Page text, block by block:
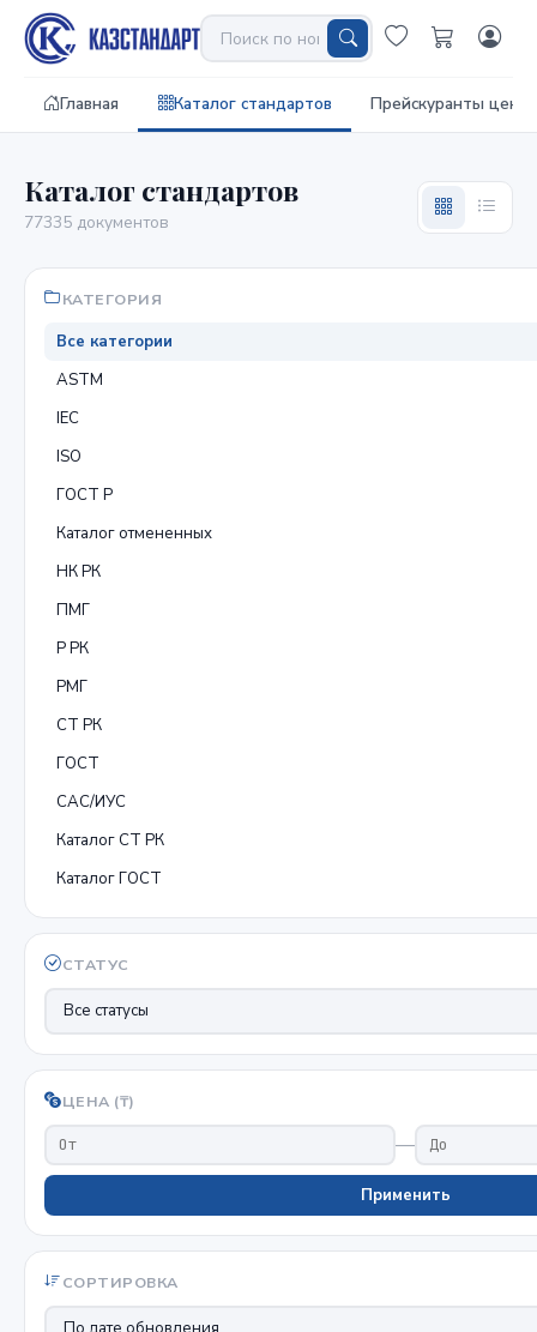
Главная Каталог стандартов Прейскуранты цен
Каталог стандартов
77335 документов
КАТЕГОРИЯ
Все категории
ASTM
IEC
ISO
ГОСТ Р
Каталог отмененных
НК РК
ПМГ
Р РК
РМГ
СТ РК
ГОСТ
САС/ИУС
Каталог СТ РК
Каталог ГОСТ
СТАТУС
ЦЕНА (₸)
—
Применить
СОРТИРОВКА